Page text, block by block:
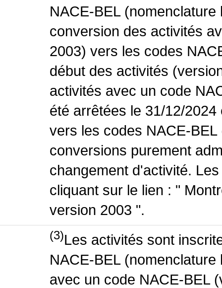
NACE-BEL
conversion des activités
2003) vers les codes
début des activités
activités avec un code
été arrêtées le 31/12/
vers les codes NACE-
conversions purement
changement d'activité.
cliquant sur le lien : "
version 2003 ".
(3)Les activités sont
NACE-BEL
avec un code NACE-BEL